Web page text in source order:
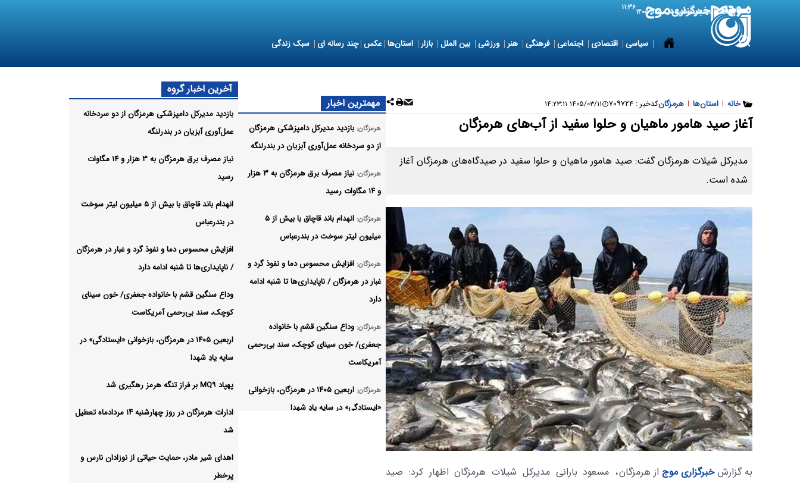
6 August 2026 پنجشنبه ۱۵ مرداد ۱۴۰۵ ۱۱:۳۶
سیاسی اقتصادی اجتماعی فرهنگی هنر ورزشی بین الملل بازار استان‌ها عکس چند رسانه ای سبک زندگی
خانه | استان‌ها | هرمزگانکدخبر : ۷۰۹۷۲۴ ۱۴۰۵/۰۳/۱۱ ۱۴:۲۳:۱۱
آغاز صید هامور ماهیان و حلوا سفید از آب‌های هرمزگان
مدیرکل شیلات هرمزگان گفت: صید هامور ماهیان و حلوا سفید در صیدگاه‌های هرمزگان آغاز
شده است.
به گزارشخبرگزاری موج از هرمزگان، مسعود بارانی مدیرکل شیلات هرمزگان اظهار کرد: صید
مهمترین اخبار
هرمزگان: بازدید مدیرکل دامپزشکی هرمزگان
از دو سردخانه عمل‌آوری آبزیان در بندرلنگه
هرمزگان:
نیاز مصرف برق هرمزگان به ۳ هزار
و ۱۴ مگاوات رسید
هرمزگان:
انهدام باند قاچاق با بیش از ۵
میلیون لیتر سوخت در بندرعباس
هرمزگان: افزایش محسوس دما و نفوذ گرد و
غبار در هرمزگان / ناپایداری‌ها تا شنبه ادامه
دارد
هرمزگان: وداع سنگین قشم با خانواده
جعفری/ خون سینای کوچک، سند بی‌رحمی
آمریکاست
هرمزگان:
اربعین ۱۴۰۵ در هرمزگان، بازخوانی
«ایستادگی» در سایه یادِ شهدا
آخرین اخبار گروه
بازدید مدیرکل دامپزشکی هرمزگان از دو سردخانه
عمل‌آوری آبزیان در بندرلنگه
نیاز مصرف برق هرمزگان به ۳ هزار و ۱۴ مگاوات
رسید
انهدام باند قاچاق با بیش از ۵ میلیون لیتر سوخت
در بندرعباس
افزایش محسوس دما و نفوذ گرد و غبار در هرمزگان
/ ناپایداری‌ها تا شنبه ادامه دارد
وداع سنگین قشم با خانواده جعفری/ خون سینای
کوچک، سند بی‌رحمی آمریکاست
اربعین ۱۴۰۵ در هرمزگان، بازخوانی «ایستادگی» در
سایه یادِ شهدا
پهپاد MQ۹ بر فراز تنگه هرمز رهگیری شد
ادارات هرمزگان در روز چهارشنبه ۱۴ مردادماه تعطیل
شد
اهدای شیر مادر، حمایت حیاتی از نوزادان نارس و
پرخطر